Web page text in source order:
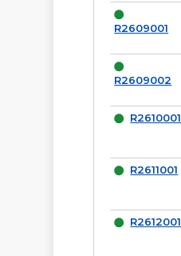
R2609001
R2609002
R2610001
R2611001
R2612001